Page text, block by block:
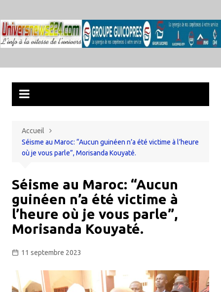
au
contenu
Accueil
Séisme au Maroc: “Aucun guinéen n’a été victime à l’heure
où je vous parle”, Morisanda Kouyaté.
Séisme au Maroc: “Aucun
guinéen n’a été victime à
l’heure où je vous parle”,
Morisanda Kouyaté.
11 septembre 2023